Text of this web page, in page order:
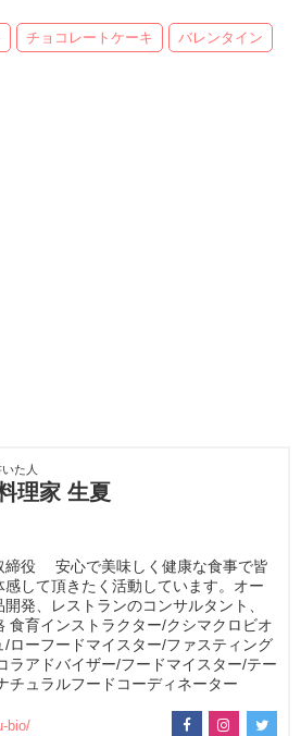
チョコレートケーキ バレンタイン
た人
理家 生夏
締役 安心で美味しく健康な食事で皆
して頂きたく活動しています。オー
発、レストランのコンサルタント、
食育インストラクター/クシマクロビオ
ローフードマイスター/ファスティング
ラアドバイザー/フードマイスター/テー
チュラルフードコーディネーター
bio/